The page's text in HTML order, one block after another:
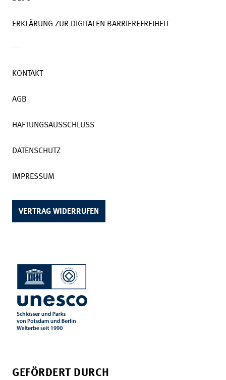
ERKLÄRUNG ZUR DIGITALEN BARRIEREFREIHEIT
KONTAKT
AGB
HAFTUNGSAUSSCHLUSS
DATENSCHUTZ
IMPRESSUM
VERTRAG WIDERRUFEN
GEFÖRDERT DURCH